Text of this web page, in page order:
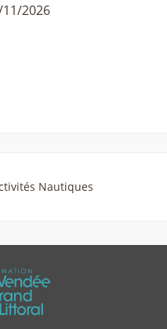
2026
Nautiques